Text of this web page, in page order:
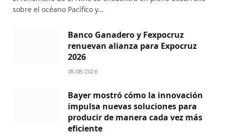
sobre el océano Pacífico y…
Banco Ganadero y Fexpocruz
renuevan alianza para Expocruz
2026
08/08/2026
Bayer mostró cómo la innovación
impulsa nuevas soluciones para
producir de manera cada vez más
eficiente